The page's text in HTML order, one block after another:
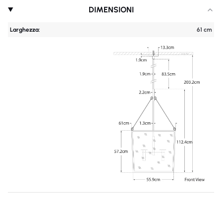
DIMENSIONI
Larghezza: 61 cm